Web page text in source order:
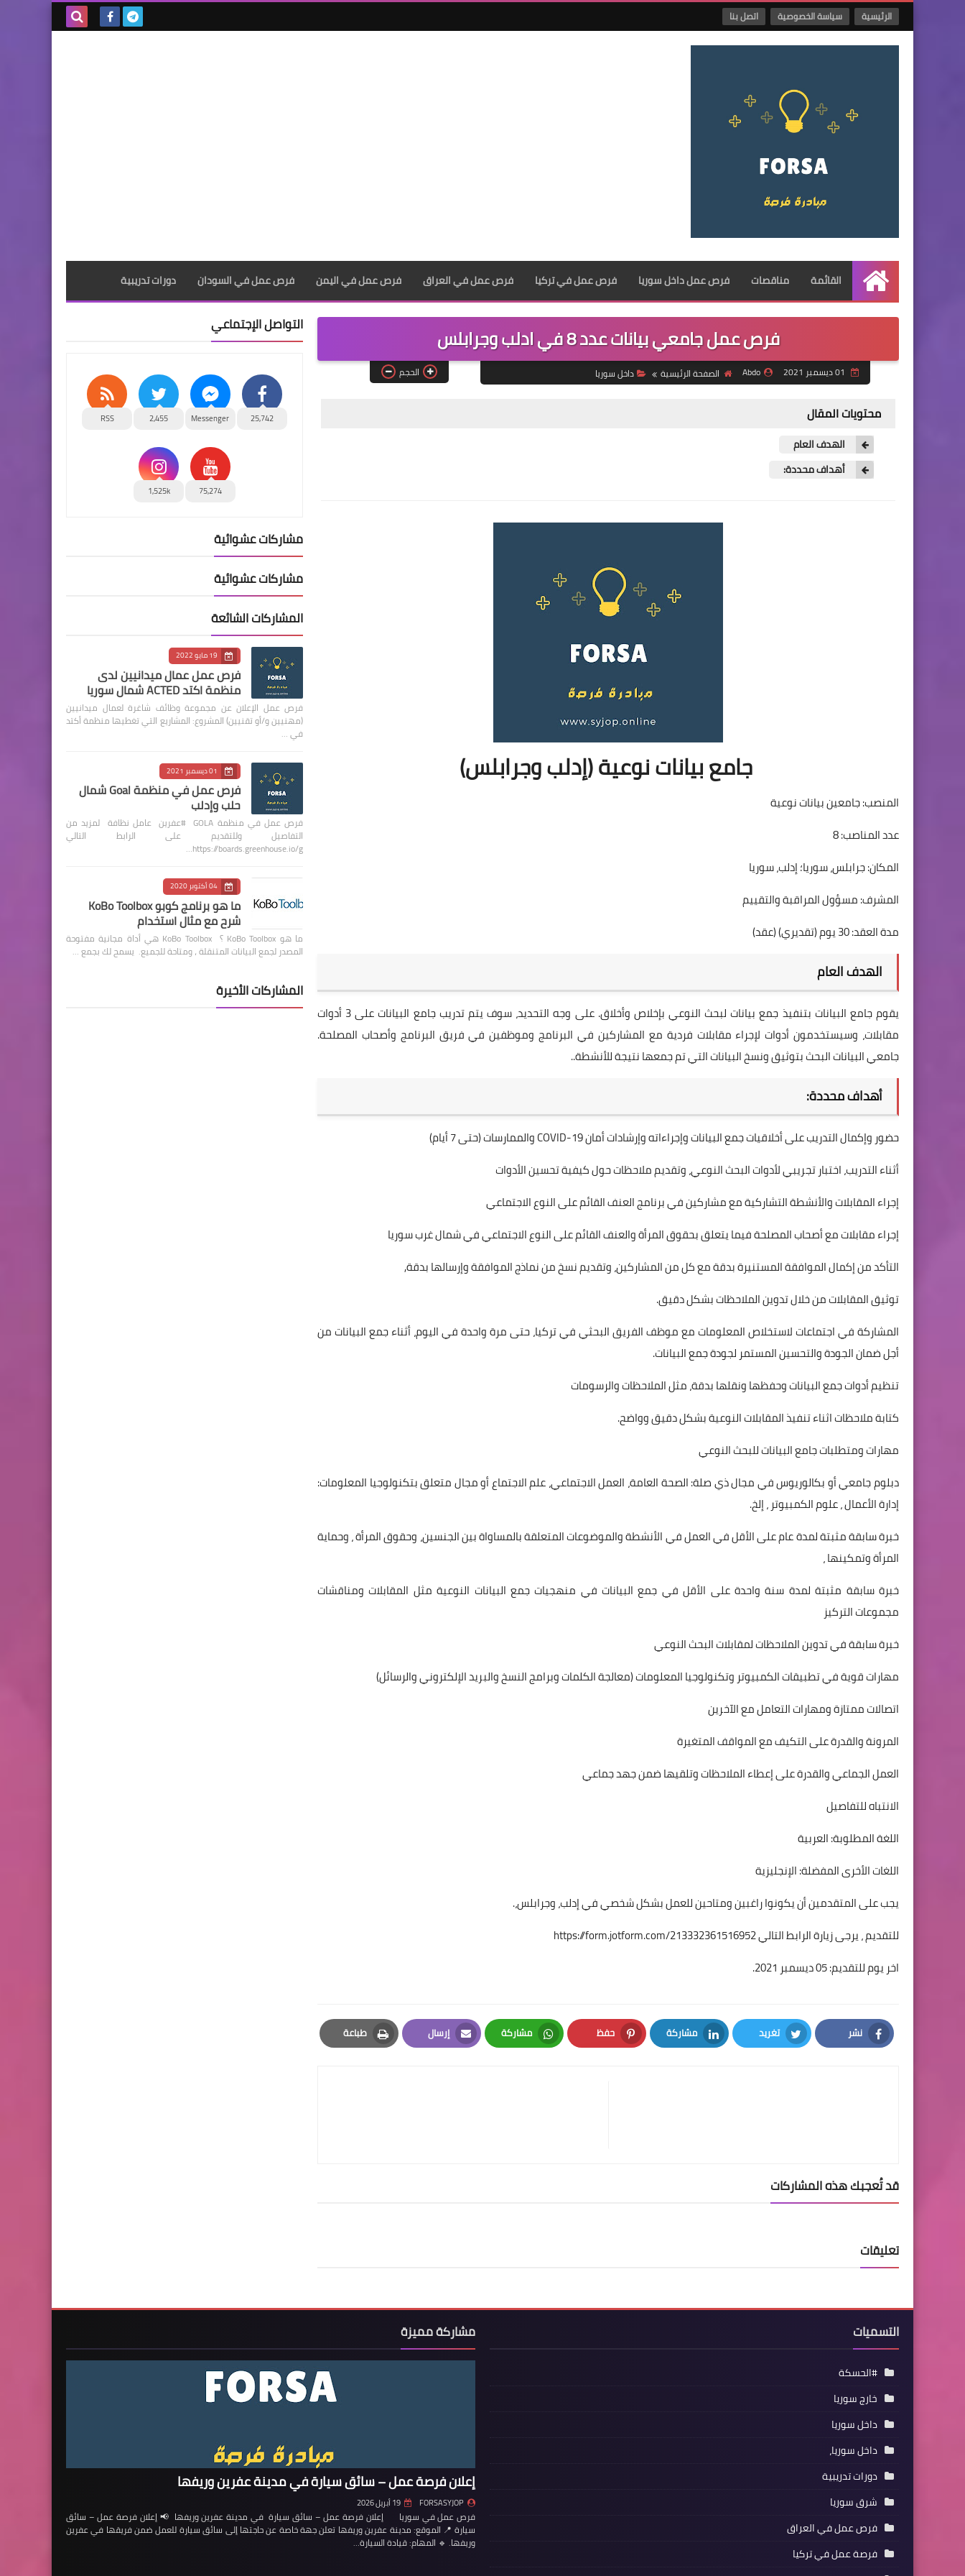
الرئيسية سياسة الخصوصية اتصل بنا
الرئيسية
القائمة مناقصات فرص عمل داخل سوريا فرص عمل في تركيا فرص عمل في العراق فرص عمل في اليمن فرص عمل في السودان دورات تدريبية
فرص عمل جامعي بيانات عدد 8 في ادلب وجرابلس
Abdo الصفحة الرئيسية داخل سوريا الحجم
محتويات المقال
الهدف العام
أهداف محددة:
جامع بيانات نوعية (إدلب وجرابلس)
المنصب: جامعين بيانات نوعية
عدد المناصب: 8
المكان: جرابلس، سوريا؛ إدلب، سوريا
المشرف: مسؤول المراقبة والتقييم
مدة العقد: 30 يوم (تقديري) (عقد)
الهدف العام
يقوم جامع البيانات بتنفيذ جمع بيانات لبحث النوعي بإخلاص وأخلاق. على وجه التحديد، سوف يتم تدريب جامع البيانات على 3 أدوات
مقابلات، وسيستخدمون أدوات لإجراء مقابلات فردية مع المشاركين في البرنامج وموظفين في فريق البرنامج وأصحاب المصلحة.
جامعي البيانات البحث بتوثيق ونسخ البيانات التي تم جمعها نتيجة للأنشطة..
أهداف محددة:
حضور وإكمال التدريب على أخلاقيات جمع البيانات وإجراءاته وإرشادات أمان COVID-19 والممارسات (حتى 7 أيام)
أثناء التدريب، اختبار تجريبي لأدوات البحث النوعي، وتقديم ملاحظات حول كيفية تحسين الأدوات
إجراء المقابلات والأنشطة التشاركية مع مشاركين في برنامج العنف القائم على النوع الاجتماعي
إجراء مقابلات مع أصحاب المصلحة فيما يتعلق بحقوق المرأة والعنف القائم على النوع الاجتماعي في شمال غرب سوريا
التأكد من إكمال الموافقة المستنيرة بدقة مع كل من المشاركين، وتقديم نسخ من نماذج الموافقة وإرسالها بدقة,
توثيق المقابلات من خلال تدوين الملاحظات بشكل دقيق.
المشاركة في اجتماعات لاستخلاص المعلومات مع موظف الفريق البحثي في تركيا، حتى مرة واحدة في اليوم، أثناء جمع البيانات من
أجل ضمان الجودة والتحسين المستمر لجودة جمع البيانات.
تنظيم أدوات جمع البيانات وحفظها ونقلها بدقة، مثل الملاحظات والرسومات
كتابة ملاحظات اثناء تنفيذ المقابلات النوعية بشكل دقيق وواضح.
مهارات ومتطلبات جامع البيانات للبحث النوعي
دبلوم جامعي أو بكالوريوس في مجال ذي صلة: الصحة العامة، العمل الاجتماعي، علم الاجتماع أو مجال متعلق بتكنولوجيا المعلومات:
إدارة الأعمال ، علوم الكمبيوتر ، إلخ.
خبرة سابقة مثبتة لمدة عام على الأقل في العمل في الأنشطة والموضوعات المتعلقة بالمساواة بين الجنسين، وحقوق المرأة ، وحماية
المرأة وتمكينها ،
خبرة سابقة مثبتة لمدة سنة واحدة على الأقل في جمع البيانات في منهجيات جمع البيانات النوعية مثل المقابلات ومناقشات
مجموعات التركيز
خبرة سابقة في تدوين الملاحظات لمقابلات البحث النوعي
مهارات قوية في تطبيقات الكمبيوتر وتكنولوجيا المعلومات (معالجة الكلمات وبرامج النسخ والبريد الإلكتروني والرسائل)
اتصالات ممتازة ومهارات التعامل مع الآخرين
المرونة والقدرة على التكيف مع المواقف المتغيرة
العمل الجماعي والقدرة على إعطاء الملاحظات وتلقيها ضمن جهد جماعي
الانتباه للتفاصيل
اللغة المطلوبة: العربية
اللغات الأخرى المفضلة: الإنجليزية
يجب على المتقدمين أن يكونوا راغبين ومتاحين للعمل بشكل شخصي في إدلب، وجرابلس،.
للتقديم ، يرجى زيارة الرابط التاليhttps://form.jotform.com/213332361516952
اخر يوم للتقديم: 05 ديسمبر 2021.
نشر
Facebook
تغريد
Twitter
مشاركة
LinkedIn
حفظ
Pinterest
مشاركة
Whatsapp
إرسال
Email
طباعة
Print
قد تُعجبك هذه المشاركات
تعليقات
التواصل الإجتماعي
25,742
Messenger
2,455
RSS
75,274
1,525k
مشاركات عشوائية
مشاركات عشوائية
المشاركات الشائعة
19 مايو 2022
فرص عمل عمال ميدانيين لدى
منظمة اكتد ACTED شمال سوريا
فرص عمل الإعلان عن مجموعة وظائف شاغرة لعمال ميدانيين
(مهنيين و/أو تقنيين) المشروع: المشاريع التي تغطيها منظمة أكتد
في …
01 ديسمبر 2021
فرص عمل في منظمة Goal شمال
حلب وإدلب
فرص عمل في منظمة GOLA #عفرين عامل نظافة لمزيد من
التفاصيل وللتقديم على الرابط التالي
https://boards.greenhouse.io/g…
04 أكتوبر 2020
ما هو برنامج كوبو KoBo Toolbox
شرح مع مثال استخدام
ما هو KoBo Toolbox ؟ KoBo Toolbox هي أداة مجانية مفتوحة
المصدر لجمع البيانات المتنقلة ، ومتاحة للجميع. يسمح لك بجمع …
المشاركات الأخيرة
التسميات
#الحسكة
خارج سوريا
داخل سوريا
داخل سوريا،
دورات تدريبية
شرق سوريا
فرص عمل في العراق
فرصة عمل في تركيا
مشاركة مميزة
إعلان فرصة عمل – سائق سيارة في مدينة عفرين وريفها
FORSASYJOP 19 أبريل 2026
فرص عمل في سوريا إعلان فرصة عمل – سائق سيارة في مدينة عفرين وريفها 📢 إعلان فرصة عمل – سائق
سيارة 📍 الموقع: مدينة عفرين وريفها تعلن جهة خاصة عن حاجتها إلى سائق سيارة للعمل ضمن فريقها في عفرين
وريفها. 🔹 المهام: قيادة السيارة…